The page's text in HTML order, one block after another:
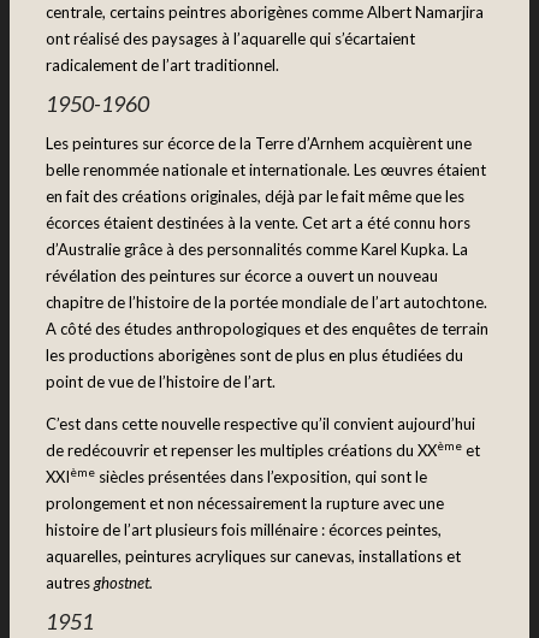
centrale, certains peintres aborigènes comme Albert Namarjira
ont réalisé des paysages à l’aquarelle qui s’écartaient
radicalement de l’art traditionnel.
1950-1960
Les peintures sur écorce de la Terre d’Arnhem acquièrent une
belle renommée nationale et internationale. Les œuvres étaient
en fait des créations originales, déjà par le fait même que les
écorces étaient destinées à la vente. Cet art a été connu hors
d’Australie grâce à des personnalités comme Karel Kupka. La
révélation des peintures sur écorce a ouvert un nouveau
chapitre de l’histoire de la portée mondiale de l’art autochtone.
A côté des études anthropologiques et des enquêtes de terrain
les productions aborigènes sont de plus en plus étudiées du
point de vue de l’histoire de l’art.
C’est dans cette nouvelle respective qu’il convient aujourd’hui
de redécouvrir et repenser les multiples créations du XXème et
XXIème siècles présentées dans l’exposition, qui sont le
prolongement et non nécessairement la rupture avec une
histoire de l’art plusieurs fois millénaire : écorces peintes,
aquarelles, peintures acryliques sur canevas, installations et
autresghostnet.
1951